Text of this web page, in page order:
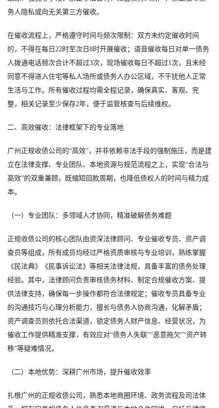
务人隐私或向无关第三方催收。
在催收流程上，严格遵守时间与频次限制：双方未约定催收时间
的，不得在每日22时至次日8时开展催收；语音催收每日对单一债务
人拨通电话频次合计不超过3次，现场催收每日不超过1次，且未经
同意不得进入住宅等私人场所或债务人办公区域，不干扰他人正常
生活与工作。所有催收过程均需全程记录，确保真实、客观、完
整，相关记录至少保存2年，便于监管核查与后续维权。
二、高效催收：法律框架下的专业落地
广州正规收债公司的“高效”，并非依赖非法手段的强制施压，而是建
立在法律支撑、专业团队、本地资源与规范流程之上，实现“合法与
高效”的双重兼顾，既缩短回款周期，也降低债权人的时间与精力成
本。
（一）专业团队：多领域人才协同，精准破解债务难题
正规收债公司的核心团队由资深法律顾问、专业催收专员、资产调
查员等组成，所有成员均经过严格资质审核与专业培训，熟练掌握
《民法典》《民事诉讼法》等相关法律法规，具备丰富的债务处理
经验。其中，法律顾问负责审核债务材料、制定合规催收方案、提
供法律支持，确保每一步操作都符合法律规定；催收专员具备专业
的沟通技巧与心理分析能力，擅长与债务人协商沟通，化解矛盾；
资产调查员则依托合法渠道，锁定债务人财产信息、经营状况，为
催收工作提供精准支撑，有效应对“债务人失联”“恶意拖欠”“资产转
移”等疑难情况。
（二）本地优势：深耕广州市场，提升催收效率
扎根广州的正规收债公司，熟悉本地商圈环境、政务流程及司法体